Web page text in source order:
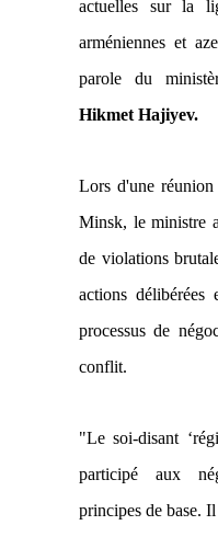
actuelles sur la
arméniennes et
parole du
Hikmet Hajiyev.
Lors d'une
Minsk, le ministre
de violations
actions délibérées
processus de
conflit.
"Le soi-disant
participé aux
principes de base.